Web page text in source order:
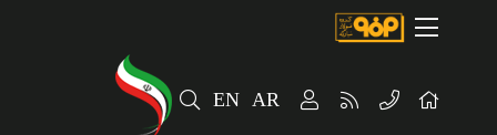
AR
EN
مسیر ماندگار